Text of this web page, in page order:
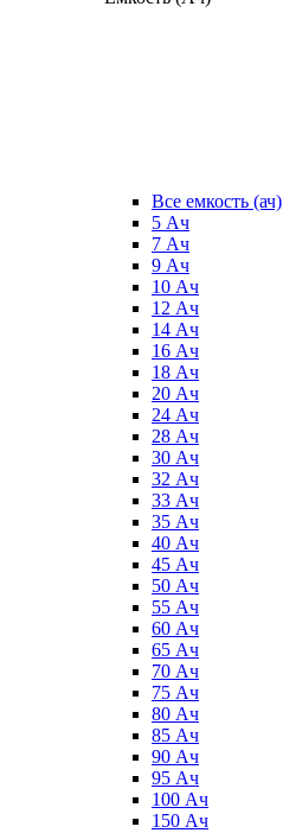
Все емкость (ач)
5 Ач
7 Ач
9 Ач
10 Ач
12 Ач
14 Ач
16 Ач
18 Ач
20 Ач
24 Ач
28 Ач
30 Ач
32 Ач
33 Ач
35 Ач
40 Ач
45 Ач
50 Ач
55 Ач
60 Ач
65 Ач
70 Ач
75 Ач
80 Ач
85 Ач
90 Ач
95 Ач
100 Ач
150 Ач